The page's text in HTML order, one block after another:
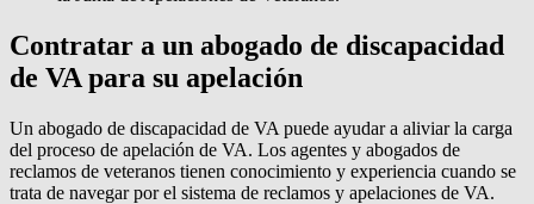
Contratar a un abogado de discapacidad
de VA para su apelación
Un abogado de discapacidad de VA puede ayudar a aliviar la carga
del proceso de apelación de VA. Los agentes y abogados de
reclamos de veteranos tienen conocimiento y experiencia cuando se
trata de navegar por el sistema de reclamos y apelaciones de VA.